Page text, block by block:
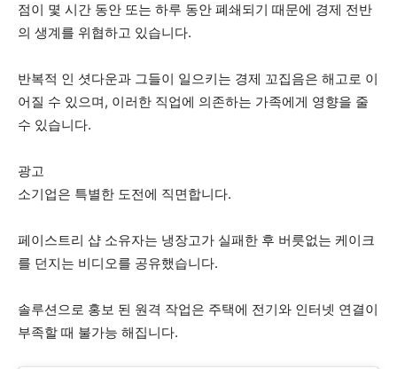
점이 몇 시간 동안 또는 하루 동안 폐쇄되기 때문에 경제 전반
의 생계를 위협하고 있습니다.
반복적 인 셧다운과 그들이 일으키는 경제 꼬집음은 해고로 이
어질 수 있으며, 이러한 직업에 의존하는 가족에게 영향을 줄
수 있습니다.
광고
소기업은 특별한 도전에 직면합니다.
페이스트리 샵 소유자는 냉장고가 실패한 후 버릇없는 케이크
를 던지는 비디오를 공유했습니다.
솔루션으로 홍보 된 원격 작업은 주택에 전기와 인터넷 연결이
부족할 때 불가능 해집니다.